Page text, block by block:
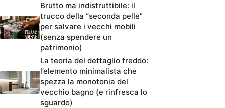
Brutto ma indistruttibile: il
trucco della “seconda pelle”
per salvare i vecchi mobili
(senza spendere un
patrimonio)
La teoria del dettaglio freddo:
l’elemento minimalista che
spezza la monotonia del
vecchio bagno (e rinfresca lo
sguardo)